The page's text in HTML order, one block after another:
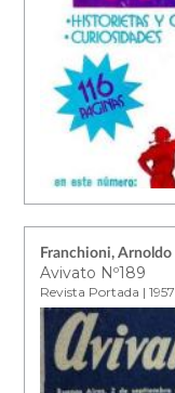
Franchioni, Arnoldo
Avivato Nº189
Revista Portada | 1957